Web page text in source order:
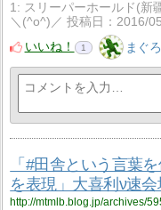
1: スリーパーホールド(新
＼(^o^)／ 投稿日：2016/
いいね！
1 まぐ
「#田舎という言葉
を表現」大喜利ν速会
http://mtmlb.blog.jp/archives/